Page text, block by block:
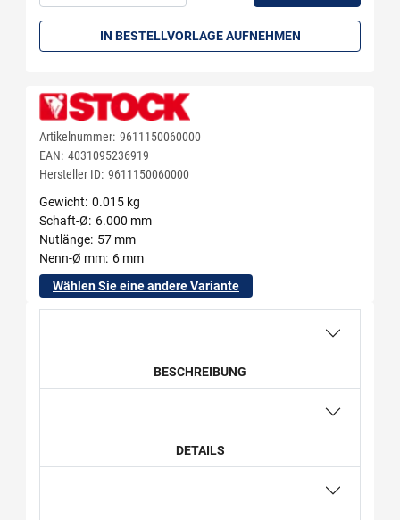
IN BESTELLVORLAGE AUFNEHMEN
Artikelnummer: 9611150060000
EAN: 4031095236919
Hersteller ID: 9611150060000
Gewicht 0.015 kg
Schaft-Ø
6.000 mm
Nutlänge 57 mm
Nenn-Ø mm 6 mm
Wählen Sie eine andere Variante
BESCHREIBUNG
DETAILS